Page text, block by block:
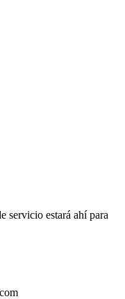
servicio estará ahí para